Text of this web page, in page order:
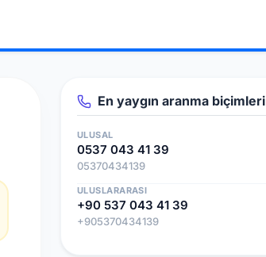
En yaygın aranma biçimleri
ULUSAL
0537 043 41 39
05370434139
ULUSLARARASI
+90 537 043 41 39
+905370434139